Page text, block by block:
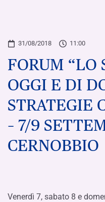
31/08/2018 11:00
FORUM “LO
OGGI E DI
STRATEGIE
– 7/9
CERNOBBIO
Venerdì 7, sabato 8 e